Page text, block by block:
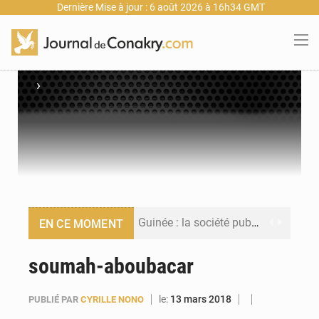
Dernière Mise à jour : 6 août 2026 à 16h34 GMT
›
EN CE MOMENT Guinée : la société publique Nimba Mining Company signe sa première convention minière
soumah-aboubacar
PUBLIÉ PAR CYRILLE NONO le: 13 mars 2018